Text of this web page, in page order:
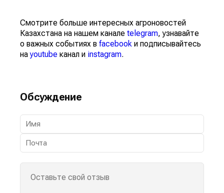
Смотрите больше интересных агроновостей
Казахстана на нашем канале telegram, узнавайте
о важных событиях в facebook и подписывайтесь
наyoutube канал и instagram.
Обсуждение